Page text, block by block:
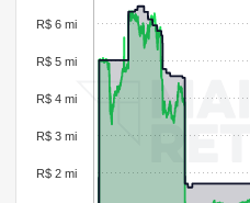
R$ 2 mi
R$ 3 mi
R$ 4 mi
R$ 5 mi
R$ 6 mi